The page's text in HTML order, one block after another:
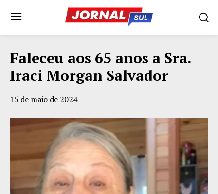
Faleceu aos 65 anos a Sra.
Iraci Morgan Salvador
15 de maio de 2024